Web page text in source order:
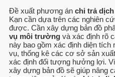
Đề xuất phương án chi trả
Kạn cần dựa trên các nghiên
được. Cần xây dựng bản đồ
vụ môi trường và xác định rõ
này bao gồm xác định diện
vụ, thống kê các cơ sở sản
xác định đối tượng hưởng lợi.
xây dựng bản đồ sẽ giúp nâng